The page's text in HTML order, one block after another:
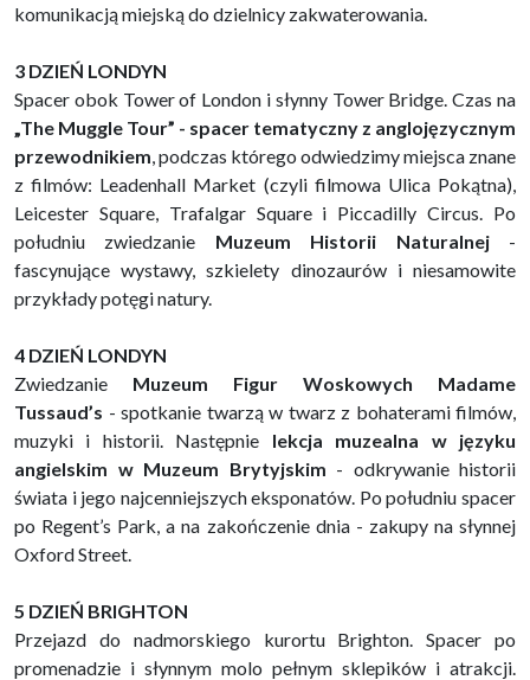
komunikacją miejską do dzielnicy zakwaterowania.
3 DZIEŃ LONDYN
Spacer obok Tower of London i słynny Tower Bridge. Czas na
„The Muggle Tour” - spacer tematyczny z anglojęzycznym
przewodnikiem , podczas którego odwiedzimy miejsca znane
z filmów: Leadenhall Market (czyli filmowa Ulica Pokątna),
Leicester Square, Trafalgar Square i Piccadilly Circus. Po
południu zwiedzanie Muzeum Historii Naturalnej-
fascynujące wystawy, szkielety dinozaurów i niesamowite
przykłady potęgi natury.
4 DZIEŃ LONDYN
Zwiedzanie Muzeum Figur Woskowych Madame
Tussaud’s - spotkanie twarzą w twarz z bohaterami filmów,
muzyki i historii. Następnie lekcja muzealna w języku
angielskim w Muzeum Brytyjskim - odkrywanie historii
świata i jego najcenniejszych eksponatów. Po południu spacer
po Regent’s Park, a na zakończenie dnia - zakupy na słynnej
Oxford Street.
5 DZIEŃ BRIGHTON
Przejazd do nadmorskiego kurortu Brighton. Spacer po
promenadzie i słynnym molo pełnym sklepików i atrakcji.